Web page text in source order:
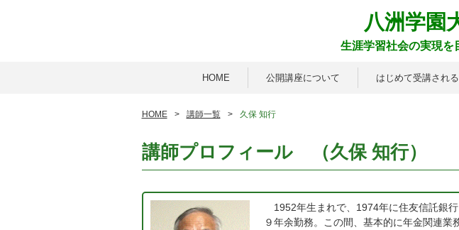
八洲学
生涯学習社会の実現を
HOME 公開講座について はじめて受講され
HOME 講師一覧 久保 知行
講師プロフィール （久保 知行）
1952年生まれで、1974年に住友信託銀
９年余勤務。この間、基本的に年金関連業